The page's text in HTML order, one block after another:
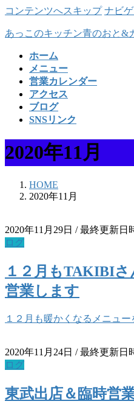
コンテンツへスキップ ナビ
あっこのキッチン青のおと&
ホーム
メニュー
営業カレンダー
アクセス
ブログ
SNSリンク
2020年11月
HOME
2020年11月
2020年11月29日 / 最終更新日
ログ
１２月もTAKIBIさ
営業します
１２月も暖かくなるメニュ
2020年11月24日 / 最終更新日
ログ
東武出店＆臨時営